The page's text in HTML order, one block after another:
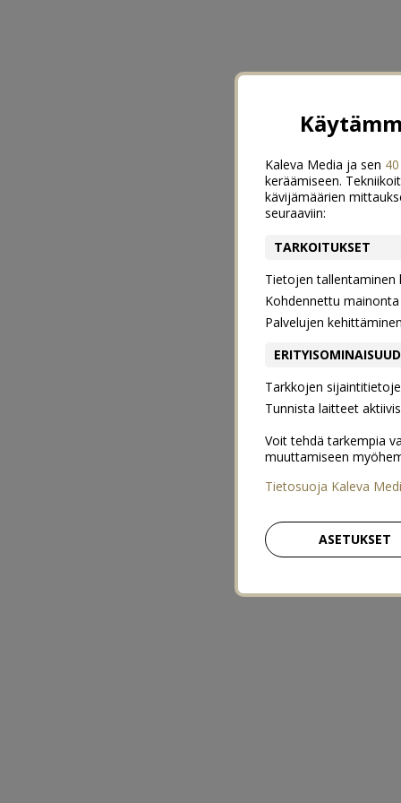
Kaleva Media ja sen
keräämiseen.
kävijämäärien
seuraaviin:
TARKOITUKSET
Tietojen
Kohdennettu
Palvelujen
Tarkkojen
Tunnista laitteet
Voit tehdä tarkempia
muuttamiseen
Tietosuoja Kaleva
ASETUKSET